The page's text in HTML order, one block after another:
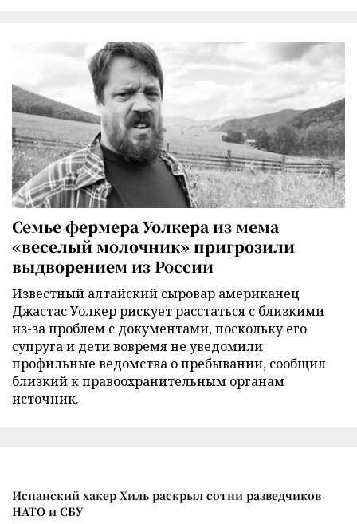
Семье фермера Уолкера из мема
«веселый молочник» пригрозили
выдворением из России
Известный алтайский сыровар американец
Джастас Уолкер рискует расстаться с близкими
из-за проблем с документами, поскольку его
супруга и дети вовремя не уведомили
профильные ведомства о пребывании, сообщил
близкий к правоохранительным органам
источник.
Испанский хакер Хиль раскрыл сотни разведчиков
НАТО и СБУ